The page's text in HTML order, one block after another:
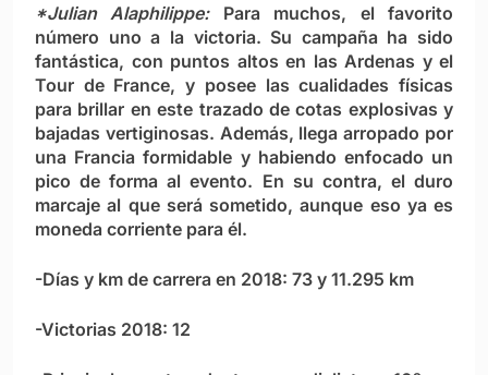
*Julian Alaphilippe:Para muchos, el favorito
número uno a la victoria. Su campaña ha sido
fantástica, con puntos altos en las Ardenas y el
Tour de France, y posee las cualidades físicas
para brillar en este trazado de cotas explosivas y
bajadas vertiginosas. Además, llega arropado por
una Francia formidable y habiendo enfocado un
pico de forma al evento. En su contra, el duro
marcaje al que será sometido, aunque eso ya es
moneda corriente para él.
-Días y km de carrera en 2018: 73 y 11.295 km
-Victorias 2018: 12